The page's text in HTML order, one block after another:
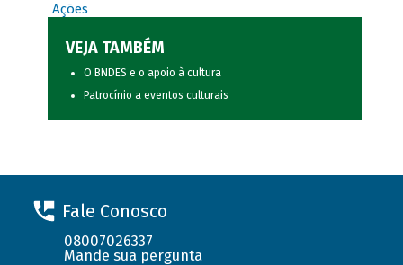
Ações
VEJA TAMBÉM
O BNDES e o apoio à cultura
Patrocínio a eventos culturais
Fale Conosco
08007026337
Mande sua pergunta